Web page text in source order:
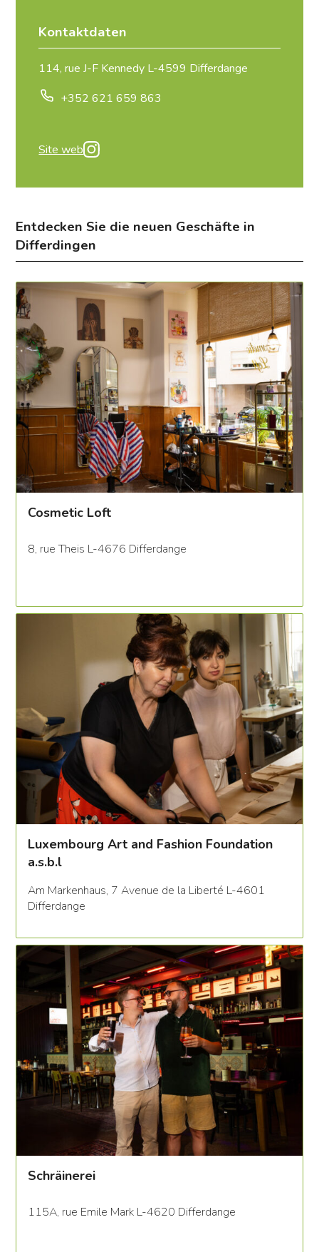
Kontaktdaten
114, rue J-F Kennedy L-4599 Differdange
+352 621 659 863
Site web
Entdecken Sie die neuen Geschäfte in
Differdingen
Cosmetic Loft
8, rue Theis L-4676 Differdange
Luxembourg Art and Fashion Foundation
a.s.b.l
Am Markenhaus, 7 Avenue de la Liberté L-4601
Differdange
Schräinerei
115A, rue Emile Mark L-4620 Differdange